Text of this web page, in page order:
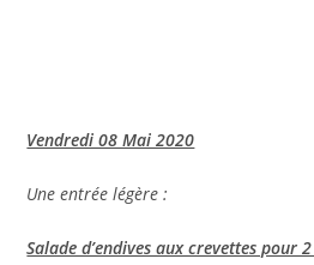
Vendredi 08 Mai 2020
Une entrée légère :
Salade d’endives aux crevettes pour